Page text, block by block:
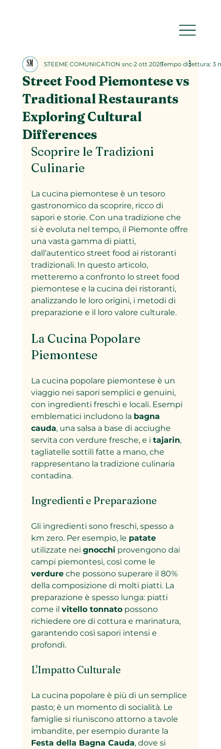
Street Food Piemontese vs
Traditional Restaurants
Exploring Cultural
Differences
STEEME COMUNICATION snc 2 ott 2025Tempo di lettura: 3
Scoprire le Tradizioni
Culinarie
La cucina piemontese è un tesoro
gastronomico da scoprire, ricco di
sapori e storie. Con una tradizione che
si è evoluta nel tempo, il Piemonte offre
una vasta gamma di piatti,
dall’autentico street food ai ristoranti
tradizionali. In questo articolo,
metteremo a confronto lo street food
piemontese e la cucina dei ristoranti,
analizzando le loro origini, i metodi di
preparazione e il loro valore culturale.
La Cucina Popolare
Piemontese
La cucina popolare piemontese è un
viaggio nei sapori semplici e genuini,
con ingredienti freschi e locali. Esempi
emblematici includono la bagna
cauda, una salsa a base di acciughe
servita con verdure fresche, e i tajarin,
tagliatelle sottili fatte a mano, che
rappresentano la tradizione culinaria
contadina.
Ingredienti e Preparazione
Gli ingredienti sono freschi, spesso a
km zero. Per esempio, le patate
utilizzate nei gnocchi provengono dai
campi piemontesi, così come le
verdure che possono superare il 80%
della composizione di molti piatti. La
preparazione è spesso lunga: piatti
come il vitello tonnato possono
richiedere ore di cottura e marinatura,
garantendo così sapori intensi e
profondi.
L'Impatto Culturale
La cucina popolare è più di un semplice
pasto; è un momento di socialità. Le
famiglie si riuniscono attorno a tavole
imbandite, per esempio durante la
Festa della Bagna Cauda, dove si